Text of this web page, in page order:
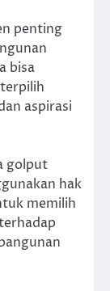
penting
bisa
aspirasi
golput
hak
memilih